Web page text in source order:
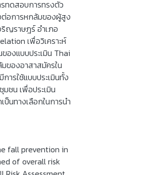
ทดสอบการทรงตัว
งต่อการหกล้มของผู้สูง
ริญราษฎร์ อำเภอ
เพื่อวิเคราะห์
องแบบประเมิน Thai
ของอาสาสมัครใน
ารใช้แบบประเมินทั้ง
ชน เพื่อประเมิน
นทางเลือกในการนำ
fall prevention in
of overall risk